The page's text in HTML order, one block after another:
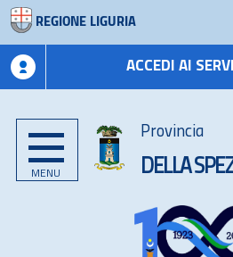
REGIONE LIGURIA
ACCEDI AI
MENU
Provincia
DELLA